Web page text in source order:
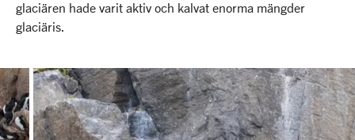
glaciären hade varit aktiv och kalvat enorma mängder
glaciäris.